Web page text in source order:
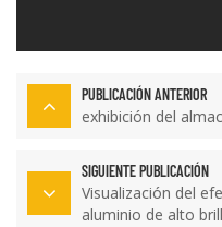
PUBLICACIÓN ANTERIOR
exhibición del
SIGUIENTE PUBLICACIÓN
Visualización del
aluminio de alto